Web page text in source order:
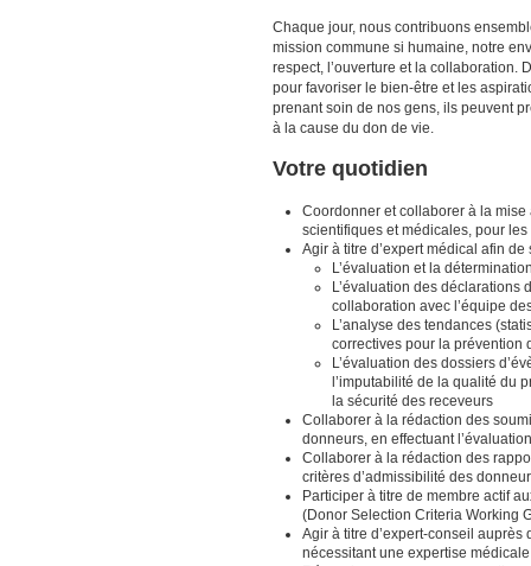
Chaque jour, nous contribuons
mission commune si humaine, notre
respect, l’ouverture et la collaboration.
pour favoriser le bien‑être et les
prenant soin de nos gens, ils peuvent
à la cause du don de vie.
Votre quotidien
Coordonner et collaborer à la mise
scientifiques et médicales, pour
Agir à titre d’expert médical afin
L’évaluation et la
L’évaluation des
collaboration avec l’équipe
L’analyse des tendances
correctives pour la prévention
L’évaluation des dossiers
l’imputabilité de la qualité du
la sécurité des receveurs
Collaborer à la rédaction des
donneurs, en effectuant
Collaborer à la rédaction des
critères d’admissibilité des
Participer à titre de membre actif
(Donor Selection Criteria Working
Agir à titre d’expert-conseil
nécessitant une expertise